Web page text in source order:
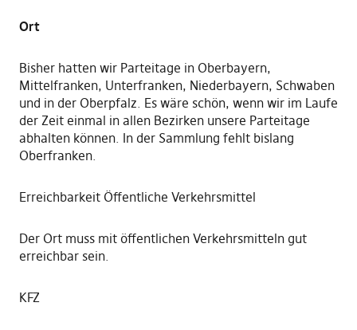
Ort
Bisher hatten wir Parteitage in Oberbayern,
Mittelfranken, Unterfranken, Niederbayern, Schwaben
und in der Oberpfalz. Es wäre schön, wenn wir im Laufe
der Zeit einmal in allen Bezirken unsere Parteitage
abhalten können. In der Sammlung fehlt bislang
Oberfranken.
Erreichbarkeit Öffentliche Verkehrsmittel
Der Ort muss mit öffentlichen Verkehrsmitteln gut
erreichbar sein.
KFZ